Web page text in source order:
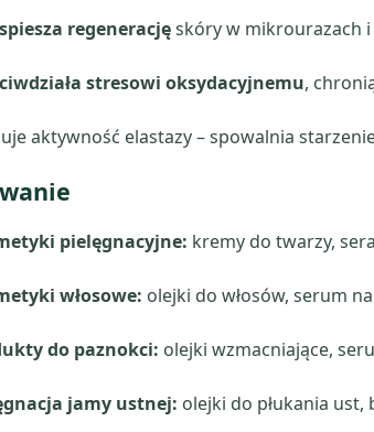
regeneracjęskóry w mikrourazach
stresowi oksydacyjnemu,
aktywność elastazy – spowalnia
pielęgnacyjne: kremy do twarzy,
włosowe: olejki do włosów, serum
do paznokci: olejki wzmacniające,
jamy ustnej: olejki do płukania ust,